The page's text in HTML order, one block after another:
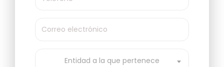
Entidad a la que pertenece